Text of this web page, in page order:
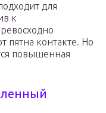
для
к
пятна контакте. Но
повышенная